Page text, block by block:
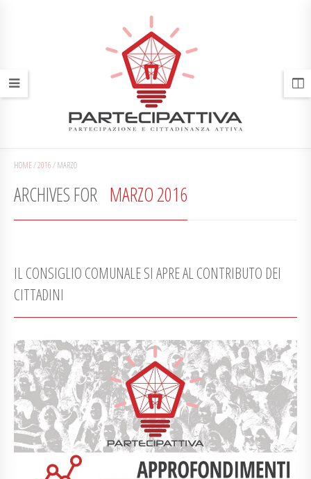
HOME/2016/MARZO
ARCHIVES FOR MARZO 2016
IL CONSIGLIO COMUNALE SI APRE AL CONTRIBUTO DEI
CITTADINI